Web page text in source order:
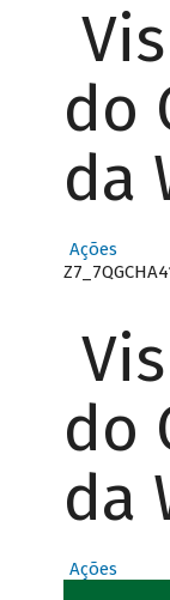
do
da
Ações
do
da
Ações